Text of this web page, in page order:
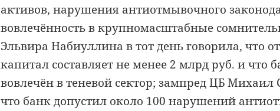
активов, нарушения антиотмывочного
вовлечённость в крупномасштабные
Эльвира Набиуллина в тот день говорила, что
капитал составляет не менее 2 млрд руб. и что
вовлечён в теневой сектор; зампред ЦБ Михаил
что банк допустил около 100 нарушений